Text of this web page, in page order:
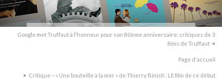
Google met Truffaut à l'honneur pour son 80ème anniversaire: critiques de 3
films de Truffaut
Page d'accueil
Critique – « Une bouteille à la mer » de Thierry Binisti : LE film de ce début